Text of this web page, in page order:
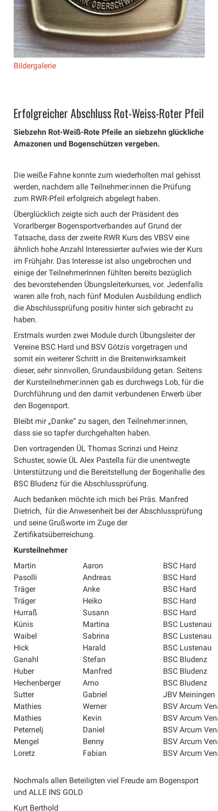
Bildergalerie
Erfolgreicher Abschluss Rot-Weiss-Roter Pfeil
Siebzehn Rot-Weiß-Rote Pfeile an siebzehn glückliche
Amazonen und Bogenschützen vergeben.
Die weiße Fahne konnte zum wiederholten mal gehisst
werden, nachdem alle Teilnehmer:innen die Prüfung
zum RWR-Pfeil erfolgreich abgelegt haben.
Überglücklich zeigte sich auch der Präsident des
Vorarlberger Bogensportverbandes auf Grund der
Tatsache, dass der zweite RWR Kurs des VBSV eine
ähnlich hohe Anzahl Interessierter aufwies wie der Kurs
im Frühjahr. Das Interesse ist also ungebrochen und
einige der TeilnehmerInnen fühlten bereits bezüglich
des bevorstehenden Übungsleiterkurses, vor. Jedenfalls
waren alle froh, nach fünf Modulen Ausbildung endlich
die Abschlussprüfung positiv hinter sich gebracht zu
haben.
Erstmals wurden zwei Module durch Übungsleiter der
Vereine BSC Hard und BSV Götzis vorgetragen und
somit ein weiterer Schritt in die Breitenwirksamkeit
dieser, sehr sinnvollen, Grundausbildung getan. Seitens
der Kursteilnehmer:innen gab es durchwegs Lob, für die
Durchführung und den damit verbundenen Erwerb über
den Bogensport.
Bleibt mir „Danke“ zu sagen, den Teilnehmer:innen,
dass sie so tapfer durchgehalten haben.
Den vortragenden ÜL Thomas Scrinzi und Heinz
Schuster, sowie ÜL Alex Pastella für die unentwegte
Unterstützung und die Bereitstellung der Bogenhalle des
BSC Bludenz für die Abschlussprüfung.
Auch bedanken möchte ich mich bei Präs. Manfred
Dietrich, für die Anwesenheit bei der Abschlussprüfung
und seine Grußworte im Zuge der
Zertifikatsüberreichung.
Kursteilnehmer
Martin
Aaron
BSC Hard
Pasolli
Andreas
BSC Hard
Träger
Anke
BSC Hard
Träger
Heiko
BSC Hard
Hurraß
Susann
BSC Hard
Künis
Martina
BSC Lustenau
Waibel
Sabrina
BSC Lustenau
Hick
Harald
BSC Lustenau
Ganahl
Stefan
BSC Bludenz
Huber
Manfred
BSC Bludenz
Hechenberger
Arno
BSC Bludenz
Sutter
Gabriel
JBV Meiningen
Mathies
Werner
BSV Arcum
Mathies
Kevin
BSV Arcum
Peternelj
Daniel
BSV Arcum
Mengel
Benny
BSV Arcum
Loretz
Fabian BSV Arcum
Nochmals allen Beteiligten viel Freude am Bogensport
und ALLE INS GOLD
Kurt Berthold